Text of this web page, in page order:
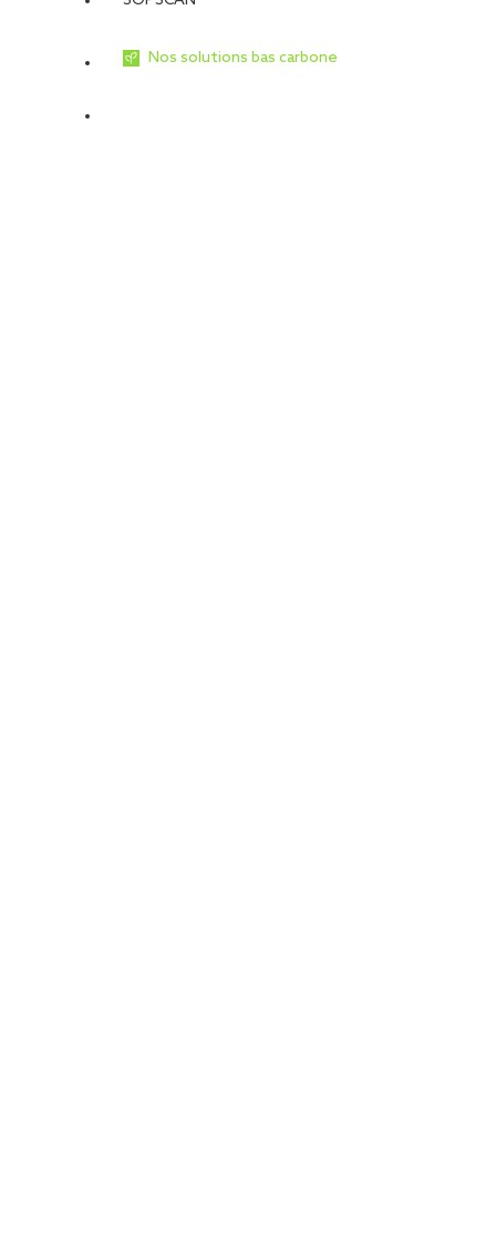
Nos solutions bas carbone